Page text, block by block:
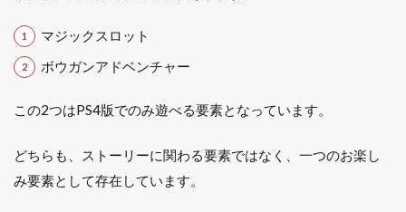
すい
9.3
に持
いる
人は
プレ
イで
き
マジックスロット
ボウガンアドベンチャー
この2つはPS4版でのみ遊べる要素となっています。
どちらも、ストーリーに関わる要素ではなく、一つのお楽し
み要素として存在しています。